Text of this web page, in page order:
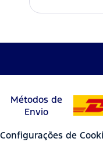
Métodos de
Envio
Configurações de